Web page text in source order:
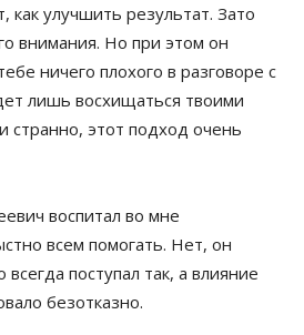
как улучшить результат. Зато
внимания. Но при этом он
ничего плохого в разговоре с
лишь восхищаться твоими
странно, этот подход очень
воспитал во мне
всем помогать. Нет, он
поступал так, а влияние
безотказно.